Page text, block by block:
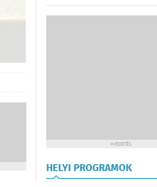
HIRDETÉS
HELYI PROGRAMOK